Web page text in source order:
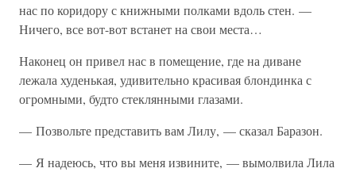
нас по коридору с книжными полками вдоль стен. —
Ничего, все вот-вот встанет на свои места…
Наконец он привел нас в помещение, где на диване
лежала худенькая, удивительно красивая блондинка с
огромными, будто стеклянными глазами.
— Позвольте представить вам Лилу, — сказал Баразон.
— Я надеюсь, что вы меня извините, — вымолвила Лила